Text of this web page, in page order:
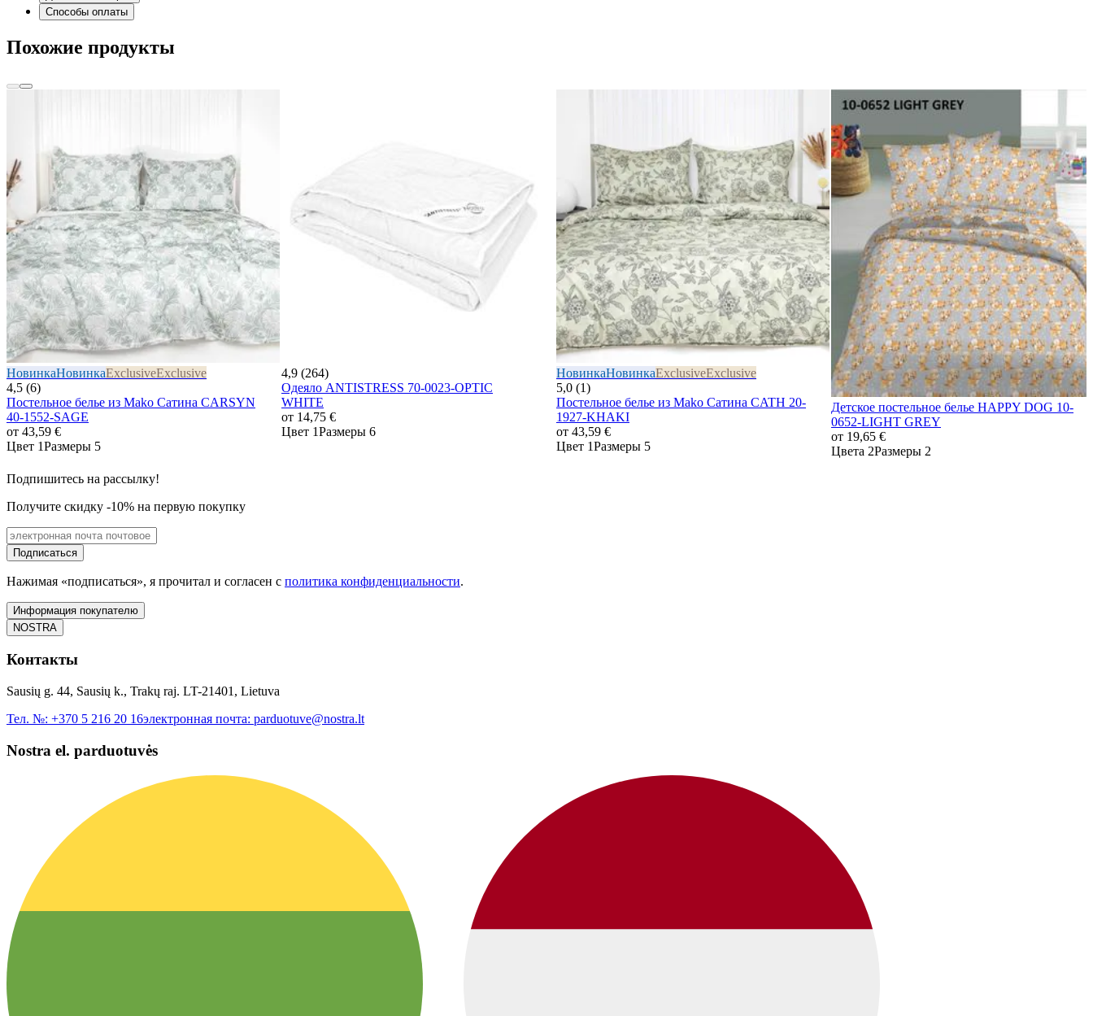
Способы оплаты
Похожие продукты
НовинкаНовинкаExclusiveExclusive
4,5 (6)
Постельное белье из Mako Сатина CARSYN
40-1552-SAGE
от 43,59 €
Цвет 1Размеры 5
4,9 (264)
Одеяло ANTISTRESS 70-0023-OPTIC
WHITE
от 14,75 €
Цвет 1Размеры 6
НовинкаНовинкаExclusiveExclusive
5,0 (1)
Постельное белье из Mako Сатина CATH 20-
1927-KHAKI
от 43,59 €
Цвет 1Размеры 5
Детское постельное белье HAPPY DOG 10-
0652-LIGHT GREY
от 19,65 €
Цвета 2Размеры 2
Подпишитесь на рассылку!
Получите скидку -10% на первую покупку
Подписаться
Нажимая «подписаться», я прочитал и согласен с политика конфиденциальности.
Информация покупателю
NOSTRA
Контакты
Sausių g. 44, Sausių k., Trakų raj. LT-21401, Lietuva
Тел. №: +370 5 216 20 16электронная почта: parduotuve@nostra.lt
Nostra el. parduotuvės